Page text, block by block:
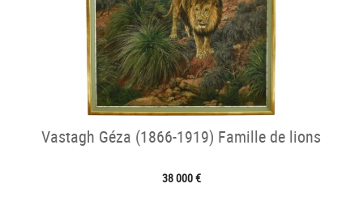
Vastagh Géza (1866-1919) Famille de lions
38 000 €